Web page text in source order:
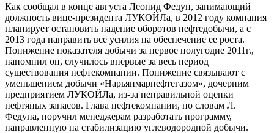
Как сообщал в конце августа Леонид Федун, занимающий
должность вице-президента ЛУКОЙЛа, в 2012 году компания
планирует остановить падение оборотов нефтедобычи, а с
2013 года направить все усилия на обеспечение ее роста.
Понижение показателя добычи за первое полугодие 2011г.,
напомнил он, случилось впервые за весь период
существования нефтекомпании. Понижение связывают с
уменьшением добычи «Нарьянмарнефтегазом», дочерним
предприятием ЛУКОЙЛа, из-за неправильной оценки
нефтяных запасов. Глава нефтекомпании, по словам Л.
Федуна, поручил менеджерам разработать программу,
направленную на стабилизацию углеводородной добычи.